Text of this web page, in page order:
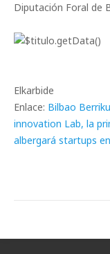
Diputación Foral de
Elkarbide
Enlace: Bilbao
innovation Lab, la
albergará startups